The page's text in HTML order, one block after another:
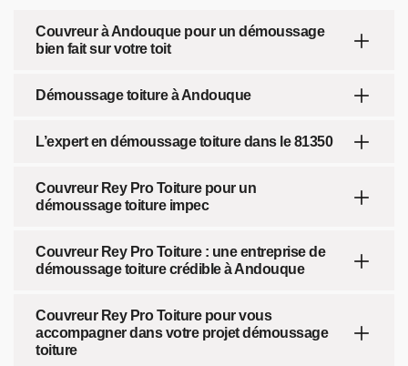
Couvreur à Andouque pour un démoussage
bien fait sur votre toit
Démoussage toiture à Andouque
L’expert en démoussage toiture dans le 81350
Couvreur Rey Pro Toiture pour un
démoussage toiture impec
Couvreur Rey Pro Toiture : une entreprise de
démoussage toiture crédible à Andouque
Couvreur Rey Pro Toiture pour vous
accompagner dans votre projet démoussage
toiture